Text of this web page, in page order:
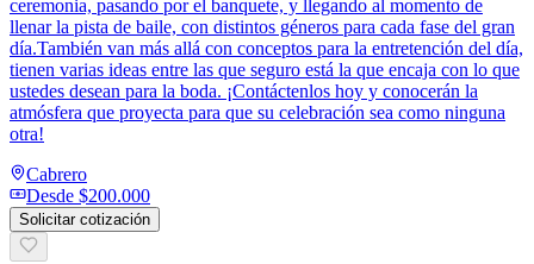
ceremonia, pasando por el banquete, y llegando al momento de
llenar la pista de baile, con distintos géneros para cada fase del gran
día.También van más allá con conceptos para la entretención del día,
tienen varias ideas entre las que seguro está la que encaja con lo que
ustedes desean para la boda. ¡Contáctenlos hoy y conocerán la
atmósfera que proyecta para que su celebración sea como ninguna
otra!
Cabrero
Desde $200.000
Solicitar cotización